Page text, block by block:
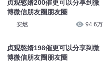
贞观憨婿200催更可以分享到微
博微信朋友圈朋友圈
安燃 94.6万
贞观憨婿198催更可以分享到微
博微信朋友圈朋友圈